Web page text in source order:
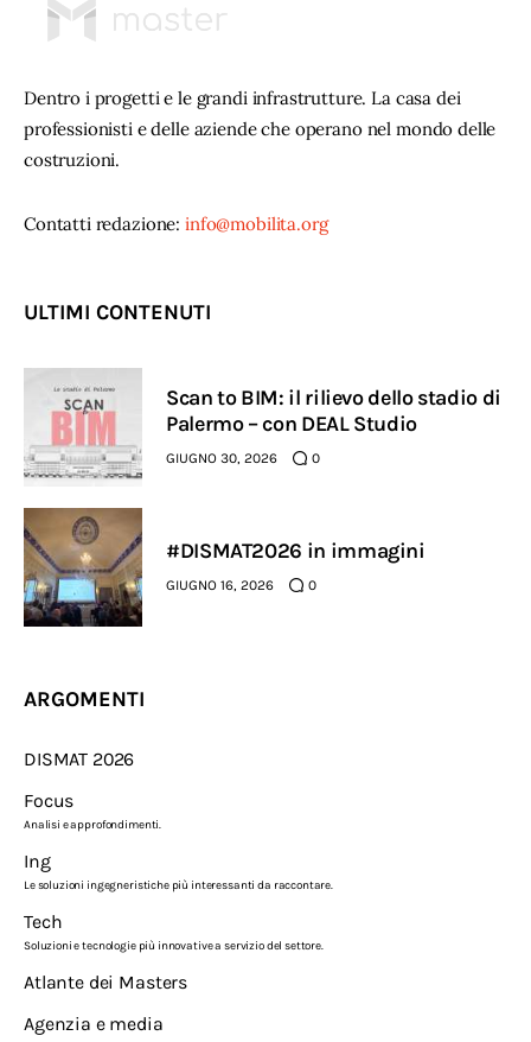
Dentro i progetti e le grandi infrastrutture. La casa dei
professionisti e delle aziende che operano nel mondo delle
costruzioni.
Contatti redazione: info@mobilita.org
ULTIMI CONTENUTI
Scan to BIM: il rilievo dello stadio di
Palermo – con DEAL Studio
GIUGNO 30, 2026 0
#DISMAT2026 in immagini
GIUGNO 16, 2026 0
ARGOMENTI
DISMAT 2026
Focus
Analisi e approfondimenti.
Ing
Le soluzioni ingegneristiche più interessanti da raccontare.
Tech
Soluzioni e tecnologie più innovative a servizio del settore.
Atlante dei Masters
Agenzia e media